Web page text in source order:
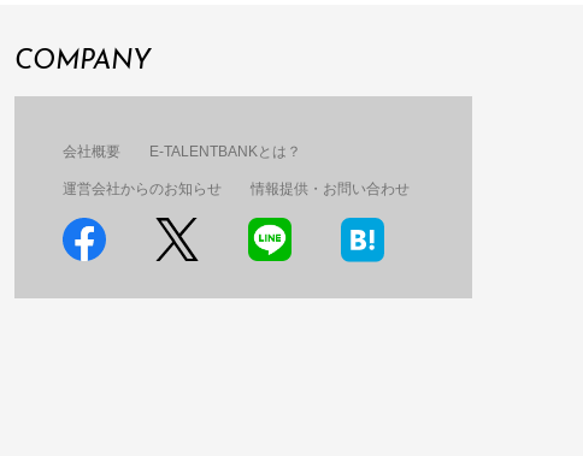
COMPANY
会社概要 E-TALENTBANKとは？
運営会社からのお知らせ 情報提供・お問い合わせ